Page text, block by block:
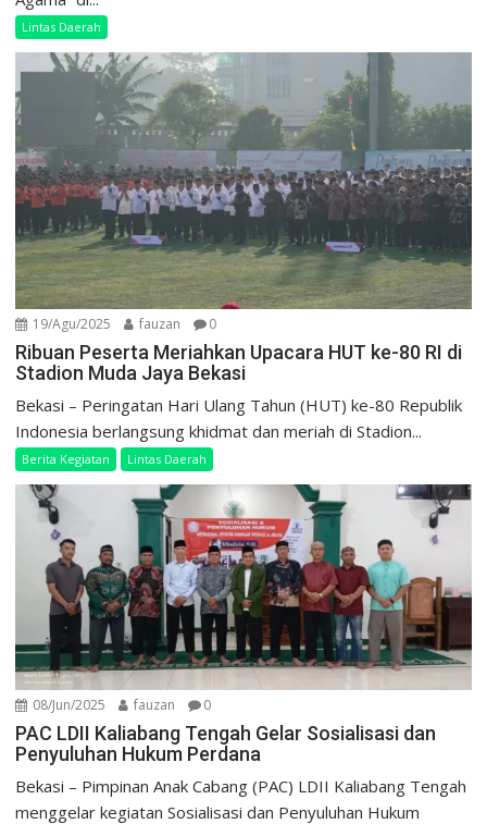
Lintas Daerah
19/Agu/2025 fauzan 0
Ribuan Peserta Meriahkan Upacara HUT ke-80 RI di
Stadion Muda Jaya Bekasi
Bekasi – Peringatan Hari Ulang Tahun (HUT) ke-80 Republik
Indonesia berlangsung khidmat dan meriah di Stadion...
Berita Kegiatan Lintas Daerah
08/Jun/2025 fauzan 0
PAC LDII Kaliabang Tengah Gelar Sosialisasi dan
Penyuluhan Hukum Perdana
Bekasi – Pimpinan Anak Cabang (PAC) LDII Kaliabang Tengah
menggelar kegiatan Sosialisasi dan Penyuluhan Hukum